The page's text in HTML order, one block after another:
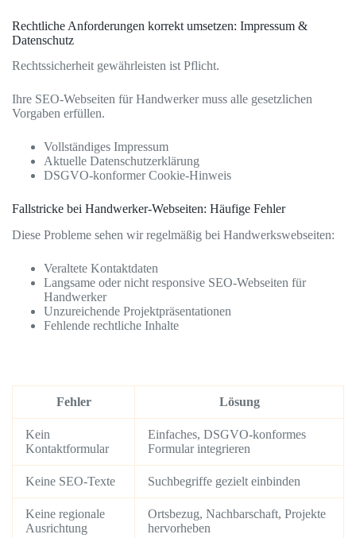
Rechtliche Anforderungen korrekt umsetzen: Impressum &
Datenschutz
Rechtssicherheit gewährleisten ist Pflicht.
Ihre SEO-Webseiten für Handwerker muss alle gesetzlichen
Vorgaben erfüllen.
Vollständiges Impressum
Aktuelle Datenschutzerklärung
DSGVO-konformer Cookie-Hinweis
Fallstricke bei Handwerker-Webseiten: Häufige Fehler
Diese Probleme sehen wir regelmäßig bei Handwerkswebseiten:
Veraltete Kontaktdaten
Langsame oder nicht responsive SEO-Webseiten für
Handwerker
Unzureichende Projektpräsentationen
Fehlende rechtliche Inhalte
Fehler Lösung
Kein
Kontaktformular
Einfaches, DSGVO-konformes
Formular integrieren
Keine SEO-Texte Suchbegriffe gezielt einbinden
Keine regionale
Ausrichtung
Ortsbezug, Nachbarschaft, Projekte
hervorheben